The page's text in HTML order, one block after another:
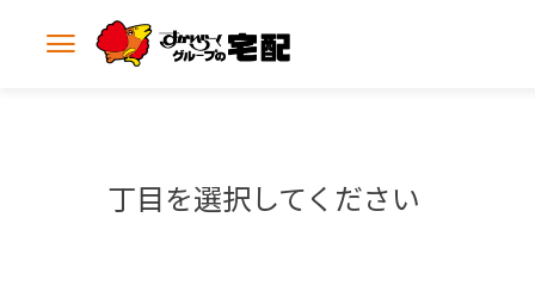
メ
丁目を選択してください